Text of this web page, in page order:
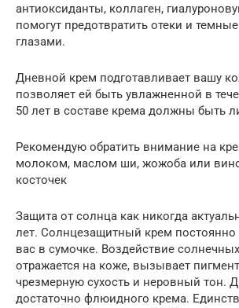
антиоксиданты, коллаген,
помогут предотвратить отеки и
глазами.
Дневной крем подготавливает вашу
позволяет ей быть увлажненной в
50 лет в составе крема должны быть
Рекомендую обратить внимание на
молоком, маслом ши, жожоба или
косточек
Защита от солнца как никогда
лет. Солнцезащитный крем
вас в сумочке. Воздействие
отражается на коже, вызывает
чрезмерную сухость и неровный тон.
достаточно флюидного крема.